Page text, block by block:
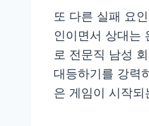
또 다른 실패 요
인이면서 상대는
로 전문직 남성
대등하기를 강력
은 게임이 시작되